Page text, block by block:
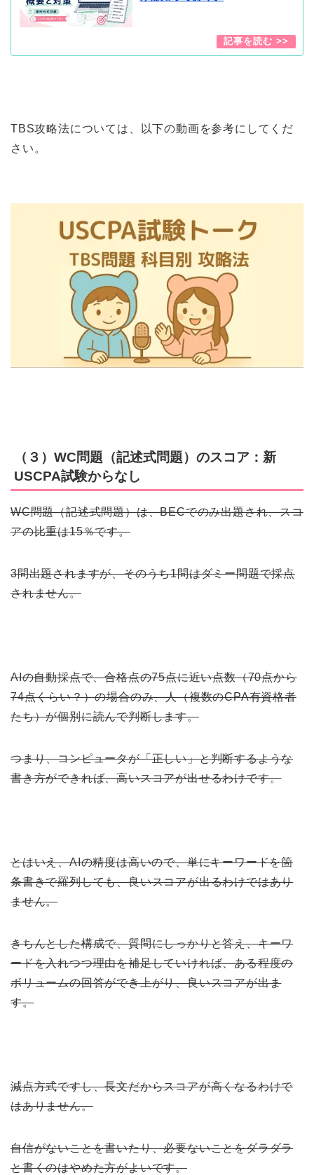
TBS攻略法については、以下の動画を参考にしてくだ
さい。
（３）WC問題（記述式問題）のスコア：新
USCPA試験からなし
WC問題（記述式問題）は、BECでのみ出題され、スコ
アの比重は15％です。
3問出題されますが、そのうち1問はダミー問題で採点
されません。
AIの自動採点で、合格点の75点に近い点数（70点から
74点くらい？）の場合のみ、人（複数のCPA有資格者
たち）が個別に読んで判断します。
つまり、コンピュータが「正しい」と判断するような
書き方ができれば、高いスコアが出せるわけです。
とはいえ、AIの精度は高いので、単にキーワードを箇
条書きで羅列しても、良いスコアが出るわけではあり
ません。
きちんとした構成で、質問にしっかりと答え、キーワ
ードを入れつつ理由を補足していければ、ある程度の
ボリュームの回答ができ上がり、良いスコアが出ま
す。
減点方式ですし、長文だからスコアが高くなるわけで
はありません。
自信がないことを書いたり、必要ないことをダラダラ
と書くのはやめた方がよいです。